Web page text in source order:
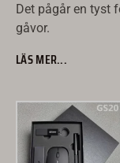
Det pågår en tyst
gåvor.
LÄS MER...